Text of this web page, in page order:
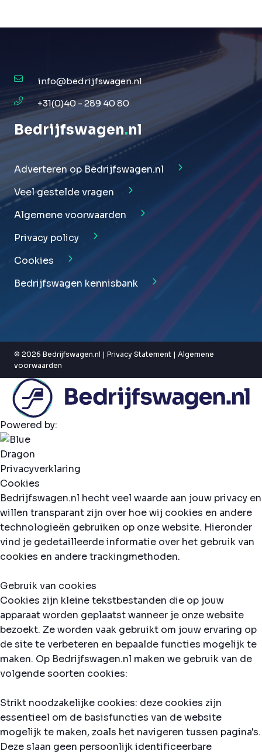
info@bedrijfswagen.nl
+31(0)40 - 289 40 80
Bedrijfswagen.nl
Adverteren op Bedrijfswagen.nl
Veel gestelde vragen
Algemene voorwaarden
Privacy policy
Cookies
Bedrijfswagen kennisbank
© 2026 Bedrijfswagen.nl | Privacy Statement | Algemene
voorwaarden
Powered by:
Privacyverklaring
Cookies
Bedrijfswagen.nl hecht veel waarde aan jouw privacy en
willen transparant zijn over hoe wij cookies en andere
technologieën gebruiken op onze website. Hieronder
vind je gedetailleerde informatie over het gebruik van
cookies en andere trackingmethoden.
Gebruik van cookies
Cookies zijn kleine tekstbestanden die op jouw
apparaat worden geplaatst wanneer je onze website
bezoekt. Ze worden vaak gebruikt om jouw ervaring op
de site te verbeteren en bepaalde functies mogelijk te
maken. Op Bedrijfswagen.nl maken we gebruik van de
volgende soorten cookies:
Strikt noodzakelijke cookies: deze cookies zijn
essentieel om de basisfuncties van de website
mogelijk te maken, zoals het navigeren tussen pagina's.
Deze slaan geen persoonlijk identificeerbare